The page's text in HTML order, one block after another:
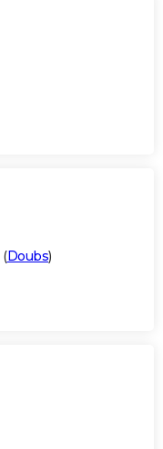
(Doubs)